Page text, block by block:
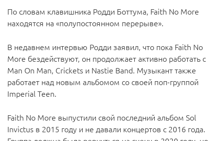
По словам клавишника Родди Боттума, Faith No More
находятся на «полупостоянном перерыве».
В недавнем интервью Родди заявил, что пока Faith No
More бездействуют, он продолжает активно работать с
Man On Man, Crickets и Nastie Band. Музыкант также
работает над новым альбомом со своей поп-группой
Imperial Teen.
Faith No More выпустили свой последний альбом Sol
Invictus в 2015 году и не давали концертов с 2016 года.